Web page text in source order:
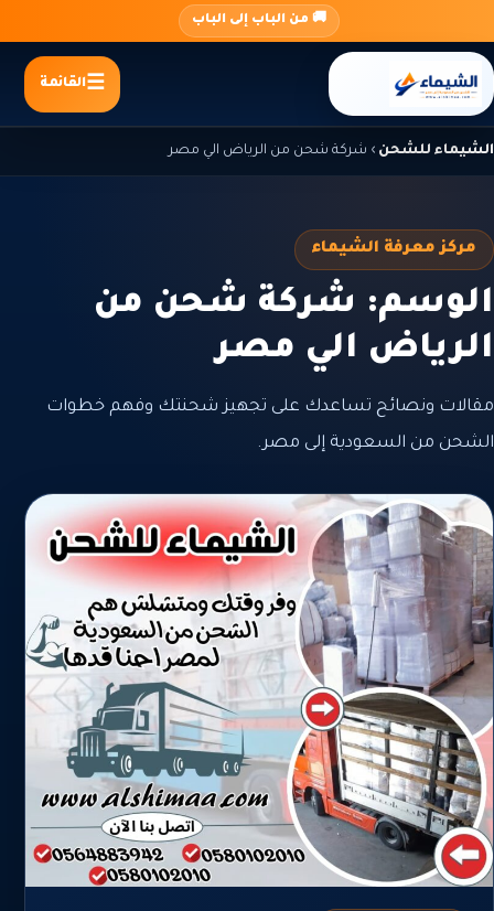
المحتوى
🚚 من الباب إلى الباب
القائمة
الشيماء للشحن › شركة شحن من الرياض الي مصر
مركز معرفة الشيماء
الوسم: شركة شحن من
الرياض الي مصر
مقالات ونصائح تساعدك على تجهيز شحنتك وفهم خطوات
الشحن من السعودية إلى مصر.